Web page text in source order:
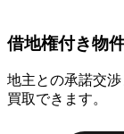
借地権付き物
地主との承諾交
買取できます。